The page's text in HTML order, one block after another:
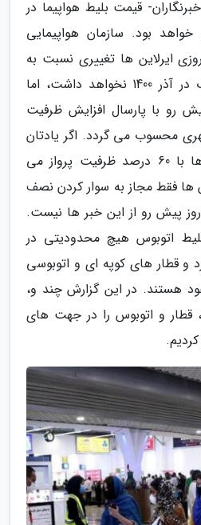
قیمت بلیط هواپیما در
افزایش خواهد بود. سازمان هواپیمایی
ایرلاین ها تغییری نسبت به
آخرین تعرفه های مصوب در آذر 1400 نخواهد داشت، اما
رو با پارسال افزایش ظرفیت
محسوب می گردد. اگر یادتان
باشد عید 1400 هواپیما ها با 60 درصد ظرفیت پرواز می
ها فقط مجاز به سوار کردن نصف
پیش رو از این خبر ها نیست.
اتوبوس هیچ محدودیتی در
و قطار های کوپه ای و اتوبوسی
هستند. در این گزارش چند و،
قطار و اتوبوس را در جهت های